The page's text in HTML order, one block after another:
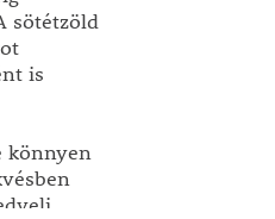
sötétzöld
is
könnyen